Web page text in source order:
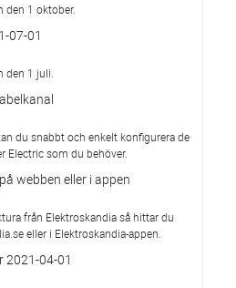
den 1 oktober.
07-01
den 1 juli.
du snabbt och enkelt konfigurera de
Electric som du behöver.
webben eller i appen
från Elektroskandia så hittar du
eller i Elektro­skandia-appen.
2021-04-01